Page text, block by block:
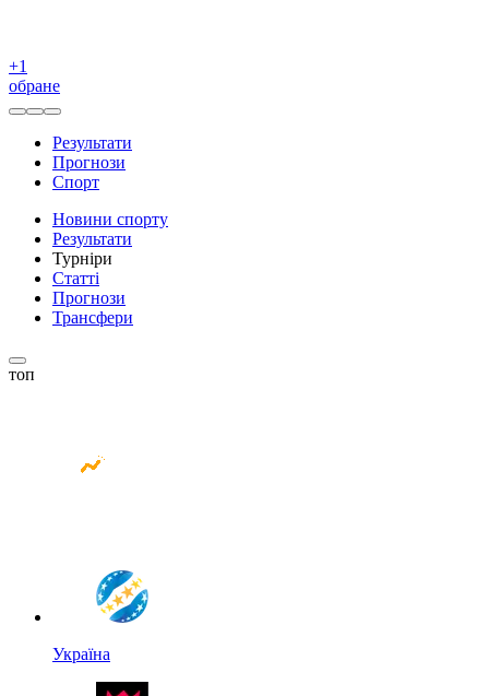
+1
обране
Результати
Прогнози
Спорт
Новини спорту
Результати
Турніри
Статті
Прогнози
Трансфери
топ
Україна